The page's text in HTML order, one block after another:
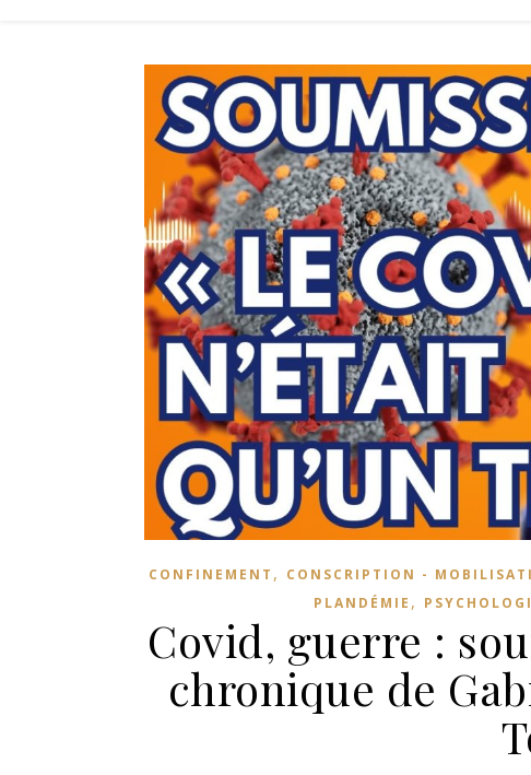
CONFINEMENT , CONSCRIPTION -
PLANDÉMIE ,
Covid, guerre :
chronique de